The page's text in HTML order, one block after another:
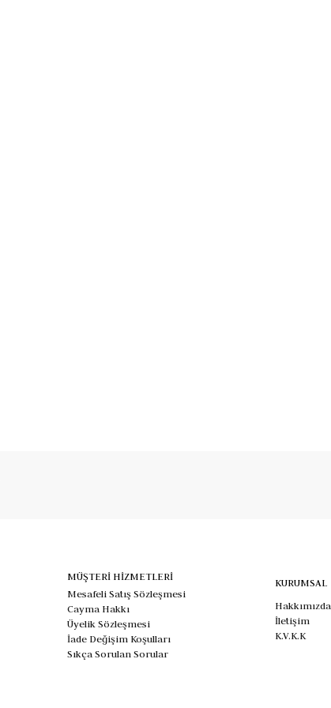
MÜŞTERİ HİZMETLERİ
Mesafeli Satış Sözleşmesi
Cayma Hakkı
Üyelik Sözleşmesi
İade Değişim Koşulları
Sıkça Sorulan Sorular
KURUMSAL
Hakkımızda
İletişim
K.V.K.K